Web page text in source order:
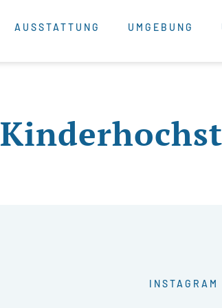
AUSSTATTUNG UMGEBUNG
INSTAGRAM